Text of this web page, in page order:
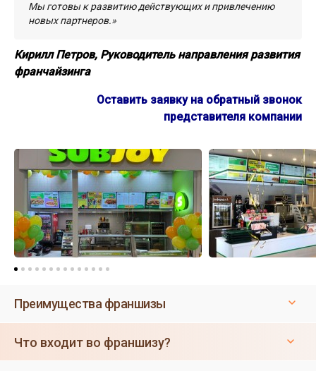
Мы готовы к развитию действующих и привлечению
новых партнеров.»
Кирилл Петров, Руководитель направления развития
франчайзинга
Оставить заявку на обратный звонок
представителя компании
Преимущества франшизы
Что входит во франшизу?